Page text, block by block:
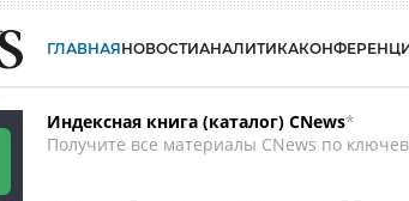
ГЛАВНАЯНОВОСТИАНАЛИТИКА
Индексная книга (каталог) CNews*
Получите все материалы CNews по